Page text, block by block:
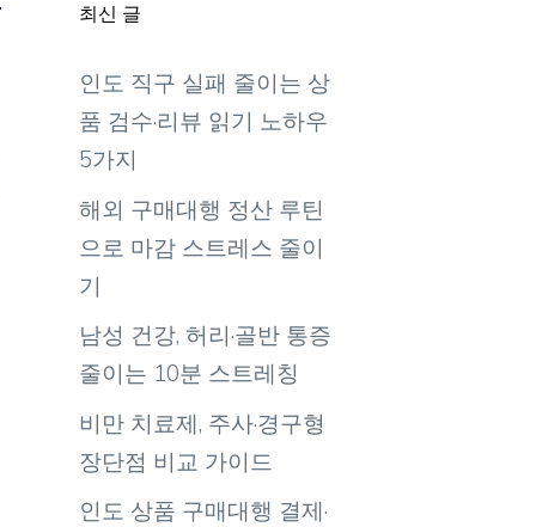
최신 글
인도 직구 실패 줄이는 상
품 검수·리뷰 읽기 노하우
5가지
해외 구매대행 정산 루틴
으로 마감 스트레스 줄이
기
남성 건강, 허리·골반 통증
줄이는 10분 스트레칭
비만 치료제, 주사·경구형
장단점 비교 가이드
인도 상품 구매대행 결제·